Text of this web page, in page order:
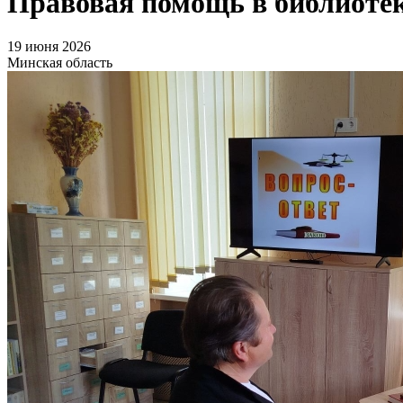
19 июня 2026
Минская область